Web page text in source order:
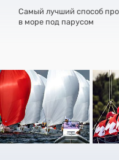
Самый лучший способ
в море под парусом